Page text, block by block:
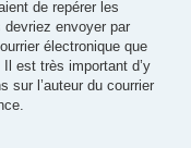
de repérer les
envoyer par
électronique que
est très important d’y
sur l’auteur du courrier